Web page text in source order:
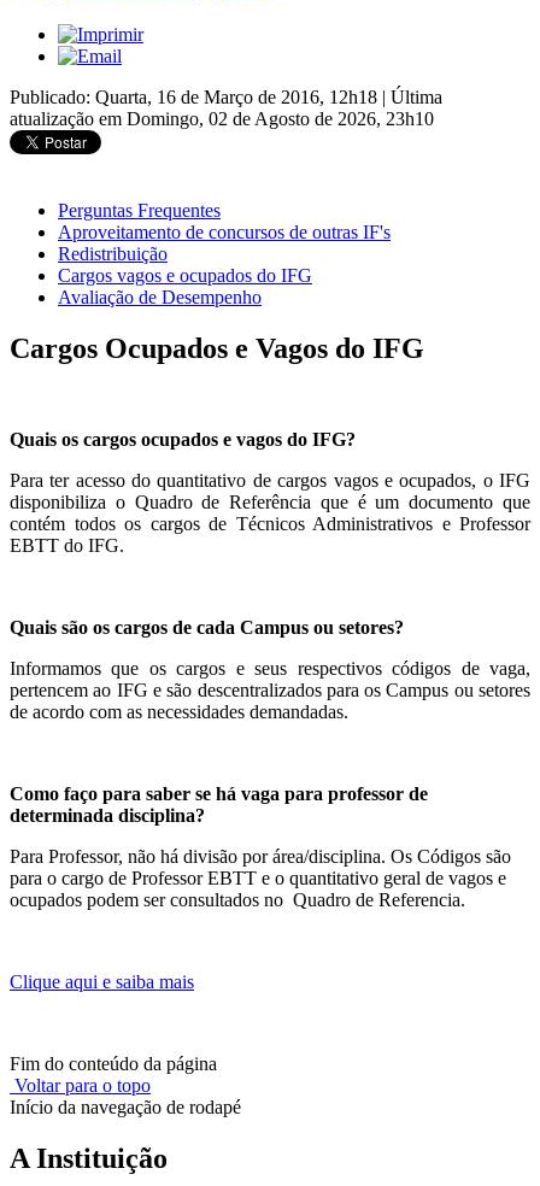
Publicado: Quarta, 16 de Março de 2016, 12h18 | Última
atualização em Domingo, 02 de Agosto de 2026, 23h10
Perguntas Frequentes
Aproveitamento de concursos de outras IF's
Redistribuição
Cargos vagos e ocupados do IFG
Avaliação de Desempenho
Cargos Ocupados e Vagos do IFG
Quais os cargos ocupados e vagos do IFG?
Para ter acesso do quantitativo de cargos vagos e ocupados, o IFG
disponibiliza o Quadro de Referência que é um documento que
contém todos os cargos de Técnicos Administrativos e Professor
EBTT do IFG.
Quais são os cargos de cada Campus ou setores?
Informamos que os cargos e seus respectivos códigos de vaga,
pertencem ao IFG e são descentralizados para os Campus ou setores
de acordo com as necessidades demandadas.
Como faço para saber se há vaga para professor de
determinada disciplina?
Para Professor, não há divisão por área/disciplina. Os Códigos são
para o cargo de Professor EBTT e o quantitativo geral de vagos e
ocupados podem ser consultados no Quadro de Referencia.
Clique aqui e saiba mais
Fim do conteúdo da página
Voltar para o topo
Início da navegação de rodapé
A Instituição